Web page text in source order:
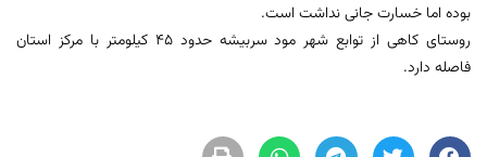
بوده اما خسارت جانی نداشت است.
روستای کاهی از توابع شهر مود سربیشه حدود 45 کیلومتر با مرکز استان
فاصله دارد.